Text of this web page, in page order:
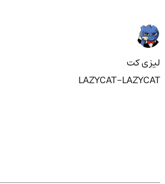
لیزی کت
LAZYCAT-LAZYCAT